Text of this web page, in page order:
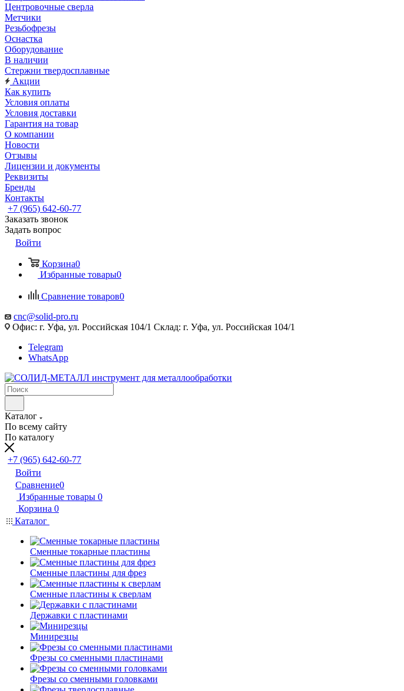
Центровочные сверла
Метчики
Резьбофрезы
Оснастка
Оборудование
В наличии
Стержни твердосплавные
Акции
Как купить
Условия оплаты
Условия доставки
Гарантия на товар
О компании
Новости
Отзывы
Лицензии и документы
Реквизиты
Бренды
Контакты
+7 (965) 642-60-77
Заказать звонок
Задать вопрос
Войти
Корзина0
Избранные товары0
Сравнение товаров0
cnc@solid-pro.ru
Офис: г. Уфа, ул. Российская 104/1 Склад: г. Уфа, ул. Российская 104/1
Telegram
WhatsApp
Каталог
По всему сайту
По каталогу
+7 (965) 642-60-77
Войти
Сравнение0
Избранные товары 0
Корзина 0
Каталог
Сменные токарные пластины
Сменные пластины для фрез
Сменные пластины к сверлам
Державки с пластинами
Минирезцы
Фрезы со сменными пластинами
Фрезы со сменными головками